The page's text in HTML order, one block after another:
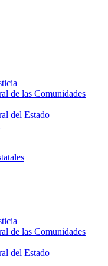
de las Comunidades
del Estado
de las Comunidades
del Estado